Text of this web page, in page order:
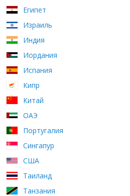
Египет
Израиль
Индия
Иордания
Испания
Кипр
Китай
ОАЭ
Португалия
Сингапур
США
Таиланд
Танзания